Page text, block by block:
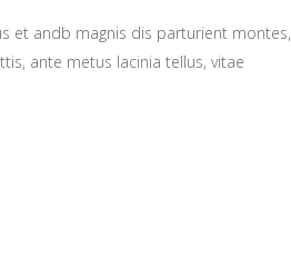
et andb magnis dis parturient montes,
ante metus lacinia tellus, vitae